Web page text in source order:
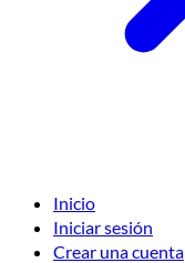
Inicio
Iniciar sesión
Crear una cuenta